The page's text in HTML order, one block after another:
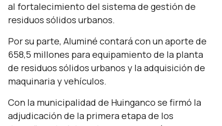
al fortalecimiento del sistema de gestión de
residuos sólidos urbanos.
Por su parte, Aluminé contará con un aporte de
658,5 millones para equipamiento de la planta
de residuos sólidos urbanos y la adquisición de
maquinaria y vehículos.
Con la municipalidad de Huinganco se firmó la
adjudicación de la primera etapa de los